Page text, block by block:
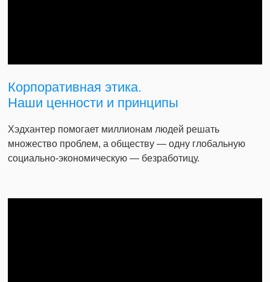
Корпоративная этика.
Наши ценности и принципы
Хэдхантер помогает миллионам людей решать
множество проблем, а обществу — одну глобальную
социально-экономическую — безработицу.